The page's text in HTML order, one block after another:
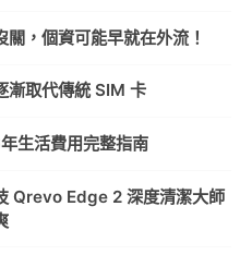
，個資可能早就在外流！
漸取代傳統 SIM 卡
生活費用完整指南
Qrevo Edge 2 深度清潔大師